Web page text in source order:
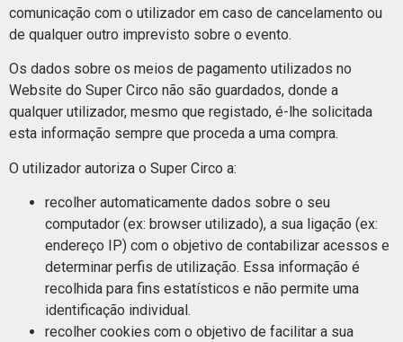
comunicação com o utilizador em caso de cancelamento ou
de qualquer outro imprevisto sobre o evento.
Os dados sobre os meios de pagamento utilizados no
Website do Super Circo não são guardados, donde a
qualquer utilizador, mesmo que registado, é-lhe solicitada
esta informação sempre que proceda a uma compra.
O utilizador autoriza o Super Circo a:
recolher automaticamente dados sobre o seu
computador (ex: browser utilizado), a sua ligação (ex:
endereço IP) com o objetivo de contabilizar acessos e
determinar perfis de utilização. Essa informação é
recolhida para fins estatísticos e não permite uma
identificação individual.
recolher cookies com o objetivo de facilitar a sua